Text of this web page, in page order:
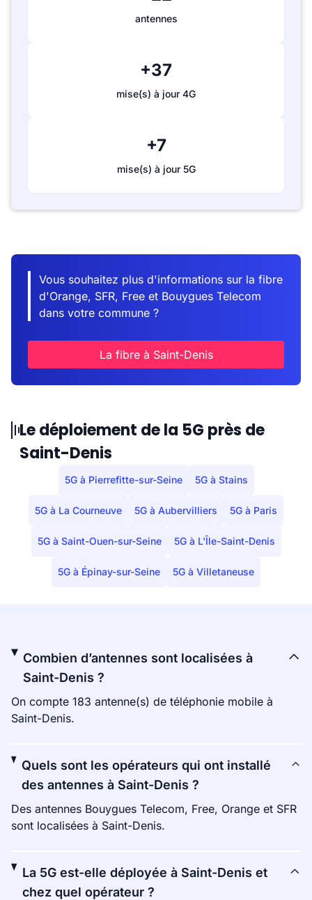
antennes
+37
mise(s) à jour 4G
+7
mise(s) à jour 5G
Vous souhaitez plus d'informations sur la fibre
d'Orange, SFR, Free et Bouygues Telecom
dans votre commune ?
La fibre à Saint-Denis
Le déploiement de la 5G près de
Saint-Denis
5G à Pierrefitte-sur-Seine 5G à Stains
5G à La Courneuve 5G à Aubervilliers 5G à Paris
5G à Saint-Ouen-sur-Seine 5G à L'Île-Saint-Denis
5G à Épinay-sur-Seine 5G à Villetaneuse
Combien d’antennes sont localisées à
Saint-Denis ?
On compte 183 antenne(s) de téléphonie mobile à
Saint-Denis.
Quels sont les opérateurs qui ont installé
des antennes à Saint-Denis ?
Des antennes Bouygues Telecom, Free, Orange et SFR
sont localisées à Saint-Denis.
La 5G est-elle déployée à Saint-Denis et
chez quel opérateur ?